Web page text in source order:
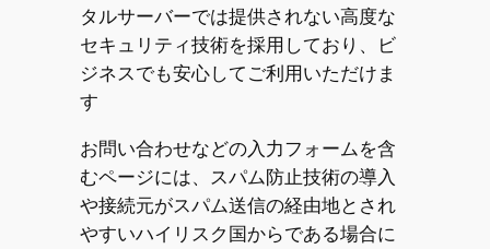
タルサーバーでは提供されない高度な
セキュリティ技術を採用しており、ビ
ジネスでも安心してご利用いただけま
す
お問い合わせなどの入力フォームを含
むページには、スパム防止技術の導入
や接続元がスパム送信の経由地とされ
やすいハイリスク国からである場合に